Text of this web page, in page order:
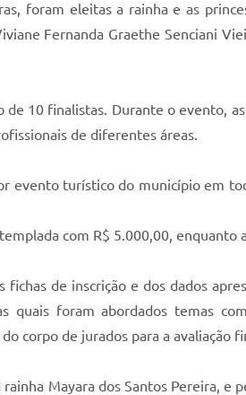
foram eleitas a rainha e as
Fernanda Graethe Senciani
10 finalistas. Durante o evento,
de diferentes áreas.
turístico do município em
com R$ 5.000,00, enquanto
de inscrição e dos dados
foram abordados temas
corpo de jurados para a avaliação
Mayara dos Santos Pereira, e